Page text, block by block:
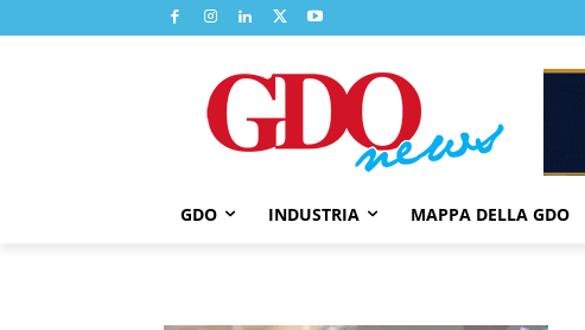
GDO INDUSTRIA MAPPA DELLA GDO